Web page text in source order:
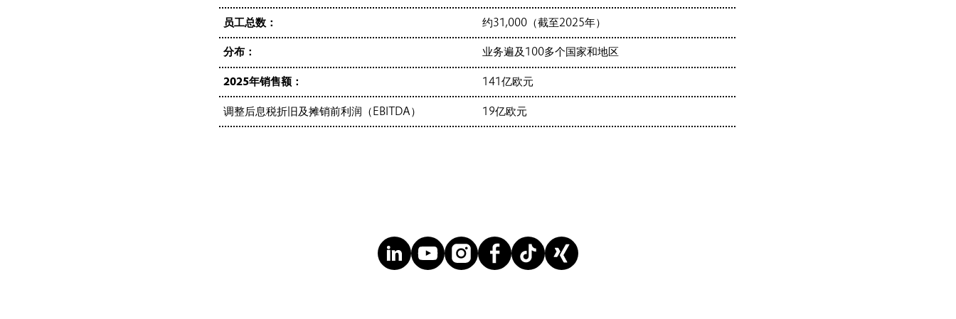
员工总数： 约31,000（截至2025年）
分布： 业务遍及100多个国家和地区
2025年销售额： 141亿欧元
调整后息税折旧及摊销前利润（EBITDA） 19亿欧元